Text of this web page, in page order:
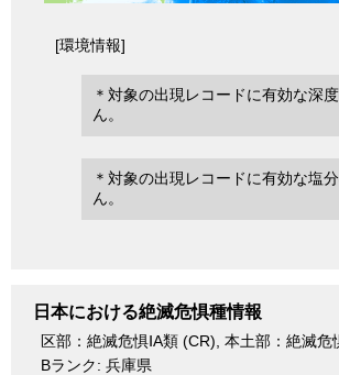
[環境情報]
＊対象の出現レコードに有効な深
ん。
＊対象の出現レコードに有効な塩
ん。
日本における絶滅危惧種情報
区部：絶滅危惧ⅠA類 (CR), 本土部：絶滅危
Bランク: 兵庫県